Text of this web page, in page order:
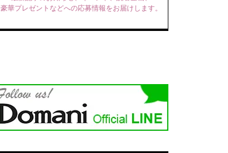
豪華プレゼントなどへの応募情報をお届けします。